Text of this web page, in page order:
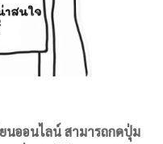
นออนไลน์ สามารถกดปุ่ม